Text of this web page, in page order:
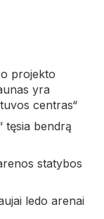
projekto
yra
centras“
tęsia bendrą
statybos
ledo arenai